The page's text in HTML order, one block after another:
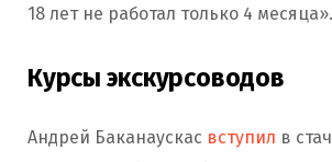
18 лет не работал только 4 месяца».
Курсы экскурсоводов
Андрей Баканаускас вступил в